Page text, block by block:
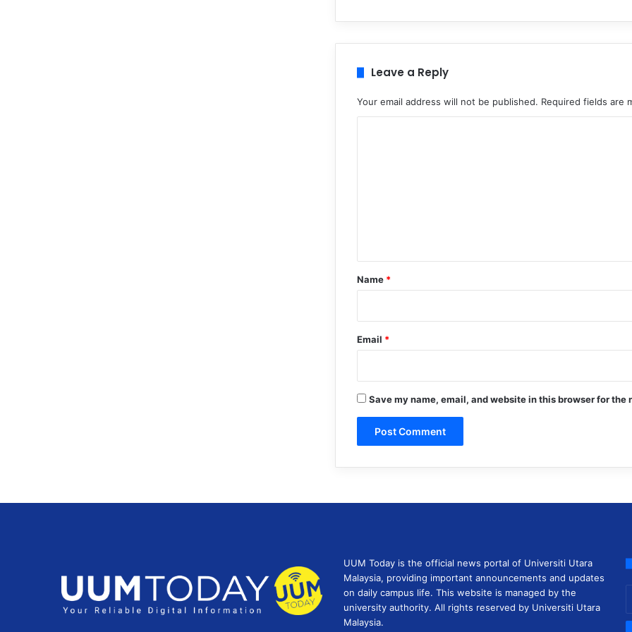
Leave a Reply
Your email address will not be published. Required fields are
*
Name *
Email *
Save my name, email, and website in this browser for the
UUM Today is the official news portal of Universiti Utara
Malaysia, providing important announcements and updates
on daily campus life. This website is managed by the
university authority. All rights reserved by Universiti Utara
Malaysia.